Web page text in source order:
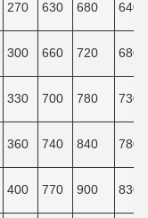
270 630 680 640
300 660 720 680
330 700 780 730
360 740 840 780
400 770 900 830